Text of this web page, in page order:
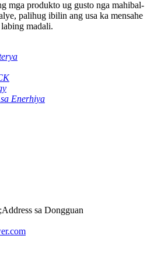
mga produkto ug gusto nga mahibal-
palihug ibilin ang usa ka mensahe
madali.
Enerhiya
sa Dongguan